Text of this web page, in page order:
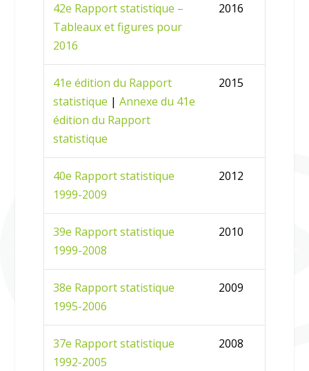
42e Rapport statistique –
Tableaux et figures pour
2016
2016
41e édition du Rapport
statistique |Annexe du 41e
édition du Rapport
statistique
2015
40e Rapport statistique
1999-2009
2012
39e Rapport statistique
1999-2008
2010
38e Rapport statistique
1995-2006
2009
37e Rapport statistique
1992-2005
2008